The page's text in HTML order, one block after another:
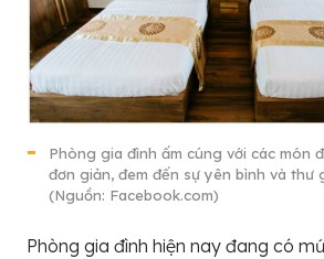
Phòng gia đình ấm cúng với các món
đơn giản, đem đến sự yên bình và thư
(Nguồn: Facebook.com)
Phòng gia đình hiện nay đang có